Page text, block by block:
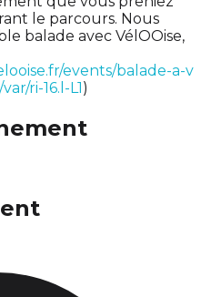
le parcours. Nous
balade avec VélOOise,
events/balade-a-v
ri-16.l-L1)